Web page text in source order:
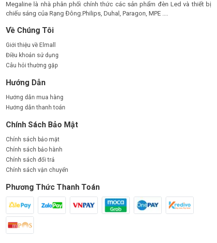
Megaline là nhà phân phối chính thức các sản phẩm đèn Led và thiết bị
chiếu sáng của Rạng Đông.Philips, Duhal, Paragon, MPE ....
Về Chúng Tôi
Giới thiệu về Elmall
Điều khoản sử dụng
Câu hỏi thường gặp
Hướng Dẫn
Hướng dẫn mua hàng
Hướng dẫn thanh toán
Chính Sách Bảo Mật
Chính sách bảo mật
Chính sách bảo hành
Chính sách đổi trả
Chính sách vận chuyển
Phương Thức Thanh Toán